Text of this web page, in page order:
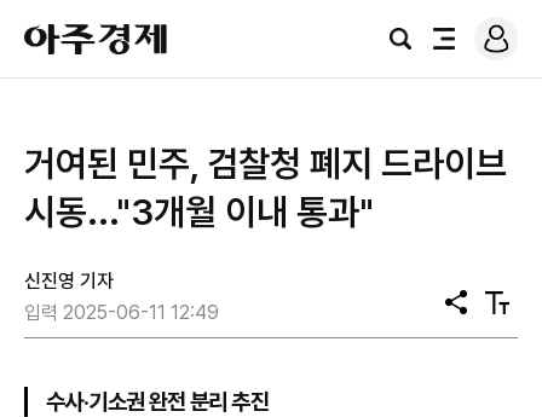
아
주
경
검
전
로
그
거여된 민주, 검찰청 폐지 드라이브
시동..."3개월 이내 통과"
신진영 기자
입력 2025-06-11 12:49
공
유
텍
스
수사·기소권 완전 분리 추진